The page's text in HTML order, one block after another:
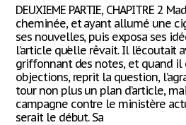
DEUXIEME PARTIE, CHAPITRE 2
cheminée, et ayant allumé une
ses nouvelles, puis exposa ses
l’article qu’elle rêvait. Il
griffonnant des notes, et quand
objections, reprit la question,
tour non plus un plan d’article,
campagne contre le ministère
serait le début. Sa